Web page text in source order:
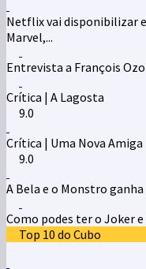
Netflix vai disponibilizar
Marvel,...
Entrevista a François
Crítica | A Lagosta
9.0
Crítica | Uma Nova Amiga
9.0
A Bela e o Monstro
Como podes ter o Joker
Top 10 do Cubo